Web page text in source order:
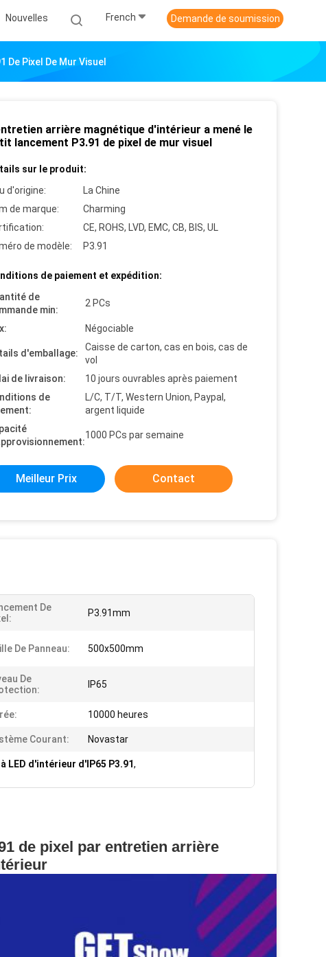
Nouvelles French Demande de soumission
Pixel De Mur Visuel
arrière magnétique d'intérieur a mené le
lancement P3.91 de pixel de mur visuel
sur le produit:
d'origine:
La Chine
de marque:
Charming
CE, ROHS, LVD, EMC, CB, BIS, UL
de modèle:
P3.91
de paiement et expédition:
de
min:
2 PCs
Négociable
d'emballage:
Caisse de carton, cas en bois, cas de
vol
de livraison:
10 jours ouvrables après paiement
de
L/C, T/T, Western Union, Paypal,
argent liquide
1000 PCs par semaine
Meilleur Prix Contact
De
P3.91mm
De Panneau: 500x500mm
De
IP65
10000 heures
Courant: Novastar
LED d'intérieur d'IP65 P3.91,
de pixel par entretien arrière